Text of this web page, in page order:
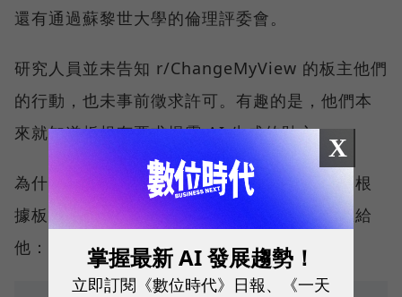
還有通過蘇黎世大學的倫理評委會。
研究人員並未告知 r/ChangeMyView 的板主他們
的行動，也未事前徵求許可。有趣的是，他們本
來就知道板規有要求揭露 AI 生成的貼文。
為什麼可以確定研究人員本來就知道呢？因為根
據板主的貼文，研究人員曾經直接傳以下訊息給
他：
X
掌握最新 AI 發展趨勢！
立即訂閱《數位時代》日報、《一天